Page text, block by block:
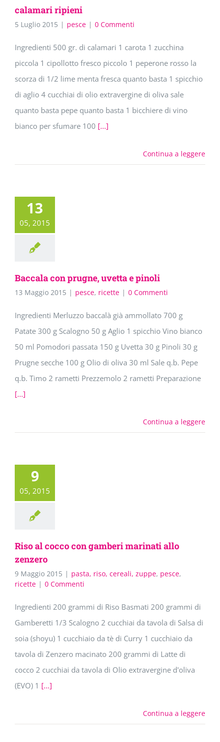
calamari ripieni
5 Luglio 2015 | pesce | 0 Commenti
Ingredienti 500 gr. di calamari 1 carota 1 zucchina
piccola 1 cipollotto fresco piccolo 1 peperone rosso la
scorza di 1/2 lime menta fresca quanto basta 1 spicchio
di aglio 4 cucchiai di olio extravergine di oliva sale
quanto basta pepe quanto basta 1 bicchiere di vino
bianco per sfumare 100 [...]
Continua a leggere
13
05, 2015
Baccala con prugne, uvetta e pinoli
13 Maggio 2015 | pesce, ricette | 0 Commenti
Ingredienti Merluzzo baccalà già ammollato 700 g
Patate 300 g Scalogno 50 g Aglio 1 spicchio Vino bianco
50 ml Pomodori passata 150 g Uvetta 30 g Pinoli 30 g
Prugne secche 100 g Olio di oliva 30 ml Sale q.b. Pepe
q.b. Timo 2 rametti Prezzemolo 2 rametti Preparazione
[...]
Continua a leggere
9
05, 2015
Riso al cocco con gamberi marinati allo
zenzero
9 Maggio 2015 | pasta, riso, cereali, zuppe, pesce,
ricette | 0 Commenti
Ingredienti 200 grammi di Riso Basmati 200 grammi di
Gamberetti 1/3 Scalogno 2 cucchiai da tavola di Salsa di
soia (shoyu) 1 cucchiaio da tè di Curry 1 cucchiaio da
tavola di Zenzero macinato 200 grammi di Latte di
cocco 2 cucchiai da tavola di Olio extravergine d'oliva
(EVO) 1 [...]
Continua a leggere